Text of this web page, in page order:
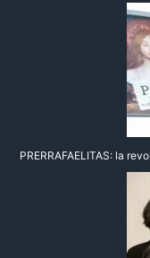
PRERRAFAELITAS: la